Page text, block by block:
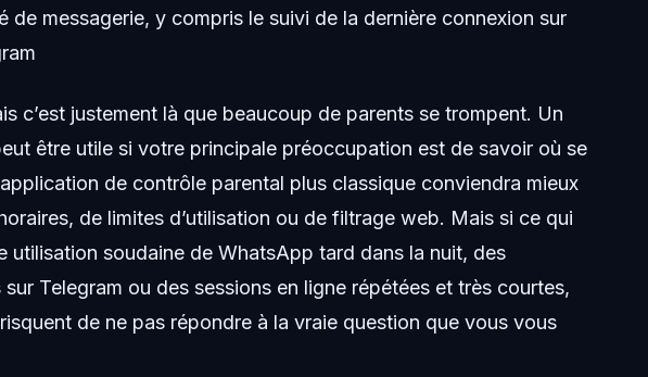
de messagerie, y compris le suivi de la dernière connexion sur
c’est justement là que beaucoup de parents se trompent. Un
être utile si votre principale préoccupation est de savoir où se
de contrôle parental plus classique conviendra mieux
de limites d’utilisation ou de filtrage web. Mais si ce qui
utilisation soudaine de WhatsApp tard dans la nuit, des
Telegram ou des sessions en ligne répétées et très courtes,
de ne pas répondre à la vraie question que vous vous